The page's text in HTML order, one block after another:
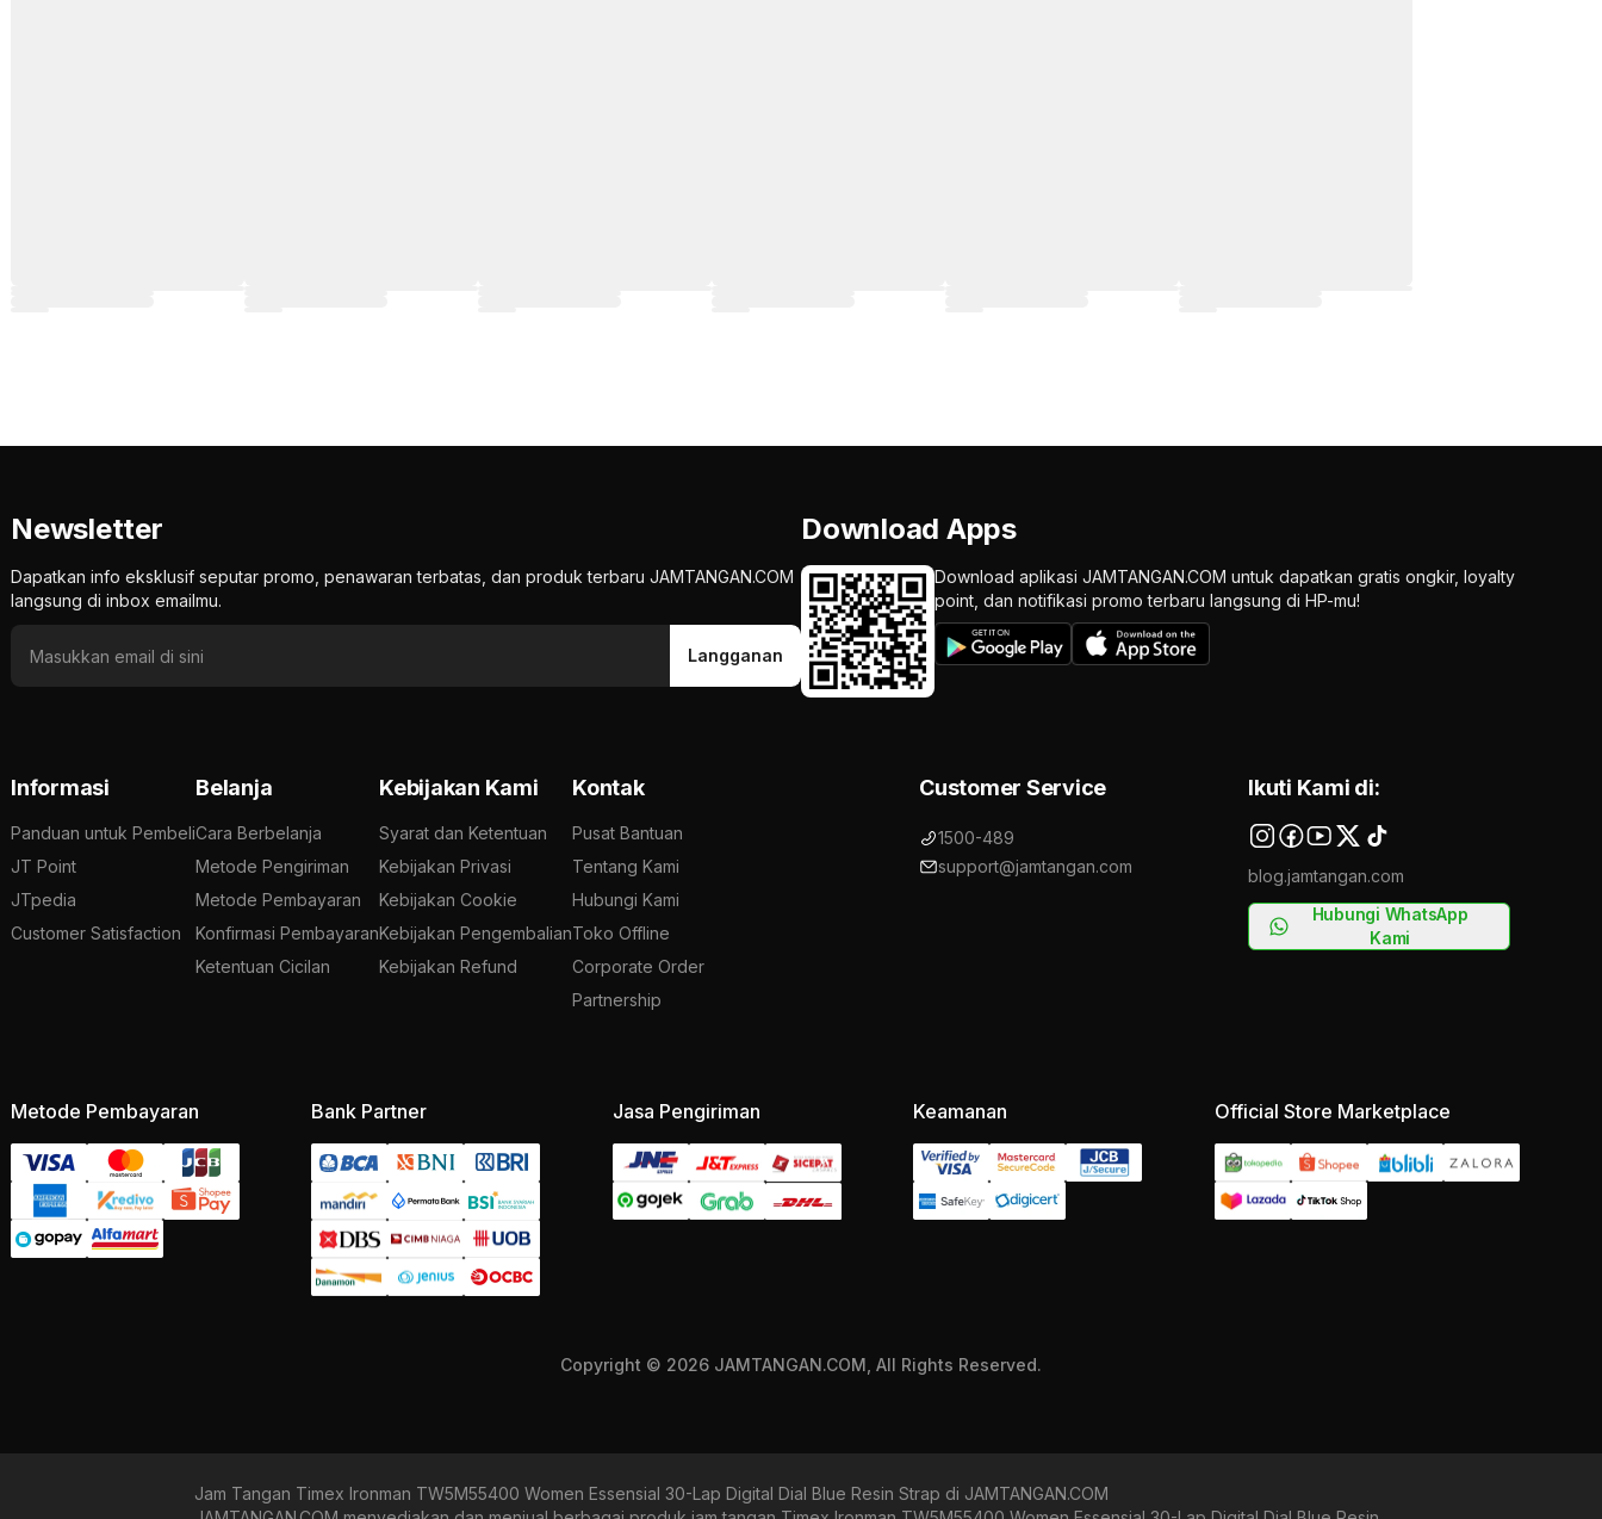
Newsletter
Dapatkan info eksklusif seputar promo, penawaran terbatas, dan produk terbaru JAMTANGAN.COM
langsung di inbox emailmu.
Langganan
Download Apps
Download aplikasi JAMTANGAN.COM untuk dapatkan gratis ongkir, loyalty
point, dan notifikasi promo terbaru langsung di HP-mu!
Informasi
Panduan untuk Pembeli
JT Point
JTpedia
Customer Satisfaction
Belanja
Cara Berbelanja
Metode Pengiriman
Metode Pembayaran
Konfirmasi Pembayaran
Ketentuan Cicilan
Kebijakan Kami
Syarat dan Ketentuan
Kebijakan Privasi
Kebijakan Cookie
Kebijakan Pengembalian
Kebijakan Refund
Kontak
Pusat Bantuan
Tentang Kami
Hubungi Kami
Toko Offline
Corporate Order
Partnership
Customer Service
1500-489
support@jamtangan.com
Ikuti Kami di:
blog.jamtangan.com
Hubungi WhatsApp
Kami
Metode Pembayaran Bank Partner Jasa Pengiriman Keamanan Official Store Marketplace
Copyright © 2026 JAMTANGAN.COM, All Rights Reserved.
Jam Tangan Timex Ironman TW5M55400 Women Essensial 30-Lap Digital Dial Blue Resin Strap di JAMTANGAN.COM